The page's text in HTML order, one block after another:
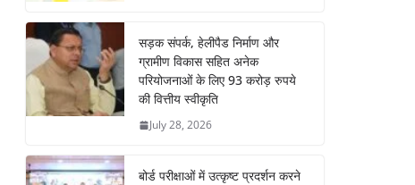
सड़क संपर्क, हेलीपैड निर्माण और
ग्रामीण विकास सहित अनेक
परियोजनाओं के लिए 93 करोड़ रुपये
की वित्तीय स्वीकृति
July 28, 2026
बोर्ड परीक्षाओं में उत्कृष्ट प्रदर्शन करने